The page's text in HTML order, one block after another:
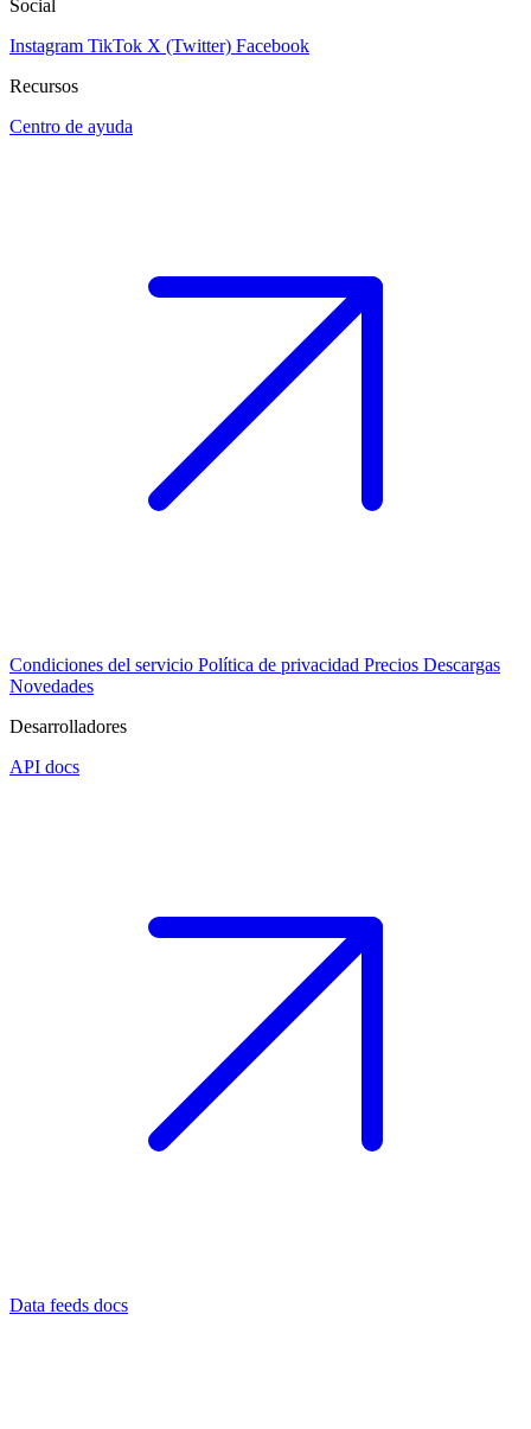
Social
Instagram TikTok X (Twitter) Facebook
Recursos
Centro de ayuda
Condiciones del servicio Política de privacidad Precios Descargas
Novedades
Desarrolladores
API docs
Data feeds docs